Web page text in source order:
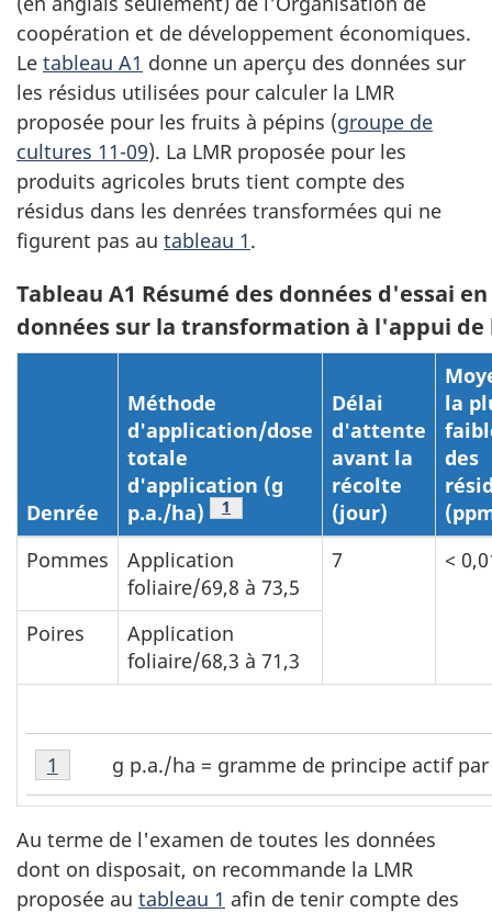
coopération et de développement économiques.
Le tableau A1 donne un aperçu des données sur
les résidus utilisées pour calculer la LMR
proposée pour les fruits à pépins (groupe de
cultures 11-09). La LMR proposée pour les
produits agricoles bruts tient compte des
résidus dans les denrées transformées qui ne
figurent pas au tableau 1.
Tableau A1 Résumé des données d'essai
données sur la transformation à l'appui de
Denrée
Méthode
d'application/dose
totale
d'application (g
p.a./ha)
Note de bas de page
1
Délai
d'attente
avant la
récolte
(jour)
la
des
Pommes
Application
foliaire/69,8 à 73,5
7 <
Poires
Application
foliaire/68,3 à 71,3
Note
de
bas
de
page
1
g p.a./ha = gramme de principe actif
Retour à la référence de la note de bas de page
1
Au terme de l'examen de toutes les données
dont on disposait, on recommande la LMR
proposée au tableau 1 afin de tenir compte des